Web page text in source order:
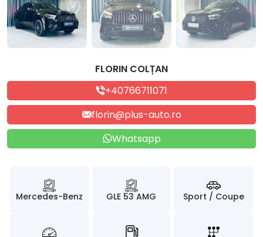
FLORIN COLȚAN
+40766711071
florin@plus-auto.ro
Whatsapp
Mercedes-Benz GLE 53 AMG Sport / Coupe